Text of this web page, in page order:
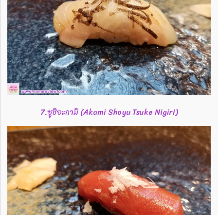
7.ซูชิอะกามิ (Akami Shoyu Tsuke Nigiri)